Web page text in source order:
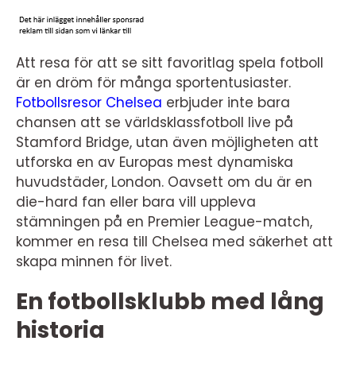
Att resa för att se sitt favoritlag spela fotboll
är en dröm för många sportentusiaster.
Fotbollsresor Chelsea erbjuder inte bara
chansen att se världsklassfotboll live på
Stamford Bridge, utan även möjligheten att
utforska en av Europas mest dynamiska
huvudstäder, London. Oavsett om du är en
die-hard fan eller bara vill uppleva
stämningen på en Premier League-match,
kommer en resa till Chelsea med säkerhet att
skapa minnen för livet.
En fotbollsklubb med lång
historia